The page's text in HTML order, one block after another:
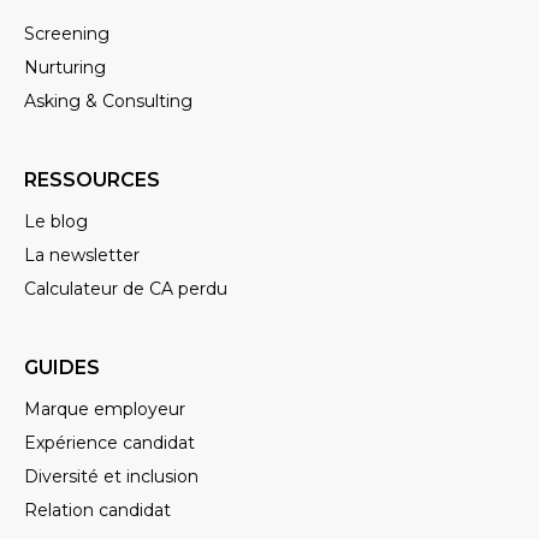
cinquantaine de signataires.
On a ces webinaires toutes les deux
semaines de retour d’expérience
un peu plus de six mois d’existence
(on s’est lancé en novembre dernier)
continuer d’accueillir de nouveaux
D’ailleurs, s’il y en a qui veulent nous
rejoindre, il ne faut pas hésiter :
Screening
Nurturing
Asking & Consulting
RESSOURCES
Le blog
La newsletter
Calculateur de CA perdu
GUIDES
Marque employeur
Expérience candidat
Diversité et inclusion
Relation candidat